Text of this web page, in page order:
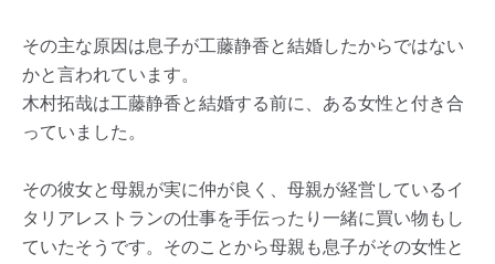
その主な原因は息子が工藤静香と結婚したからではない
かと言われています。
木村拓哉は工藤静香と結婚する前に、ある女性と付き合
っていました。
その彼女と母親が実に仲が良く、母親が経営しているイ
タリアレストランの仕事を手伝ったり一緒に買い物もし
ていたそうです。そのことから母親も息子がその女性と